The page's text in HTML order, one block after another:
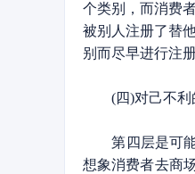
个类别，而消费
被别人注册了替
别而尽早进行注册
(四)对己不利
第四层是可能
想象消费者去商